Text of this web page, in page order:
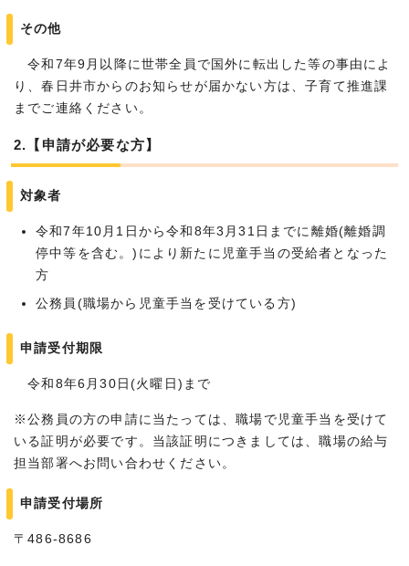
その他
令和7年9月以降に世帯全員で国外に転出した等の事由によ
り、春日井市からのお知らせが届かない方は、子育て推進課
までご連絡ください。
2.【申請が必要な方】
対象者
令和7年10月1日から令和8年3月31日までに離婚(離婚調
停中等を含む。)により新たに児童手当の受給者となった
方
公務員(職場から児童手当を受けている方)
申請受付期限
令和8年6月30日(火曜日)まで
※公務員の方の申請に当たっては、職場で児童手当を受けて
いる証明が必要です。当該証明につきましては、職場の給与
担当部署へお問い合わせください。
申請受付場所
〒486-8686